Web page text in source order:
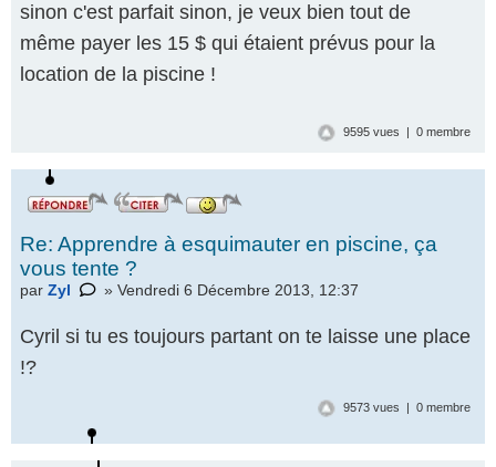
sinon c'est parfait sinon, je veux bien tout de
même payer les 15 $ qui étaient prévus pour la
location de la piscine !
9595 vues | 0 membre
Re: Apprendre à esquimauter en piscine, ça
vous tente ?
par Zyl » Vendredi 6 Décembre 2013, 12:37
Cyril si tu es toujours partant on te laisse une place
!?
9573 vues | 0 membre